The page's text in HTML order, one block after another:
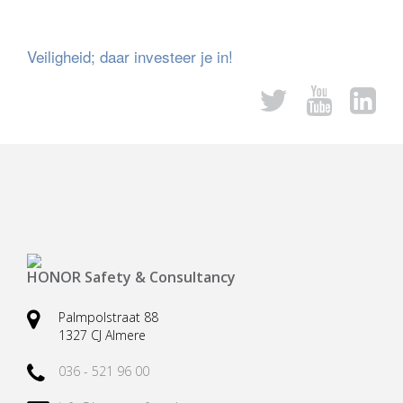
Ankerpunten (verplaatsbaar)
Karabijnhaken
Veiligheid; daar investeer je in!
HONOR Safety & Consultancy
Palmpolstraat 88
1327 CJ Almere
036 - 521 96 00